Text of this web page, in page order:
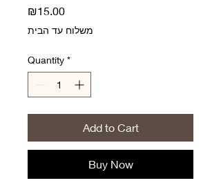
₪15.00Price
משלוח עד הבית
Quantity *
Add to Cart
Buy Now